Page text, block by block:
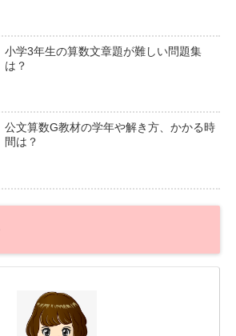
小学3年生の算数文章題が難しい問題集
は？
公文算数G教材の学年や解き方、かかる時
間は？